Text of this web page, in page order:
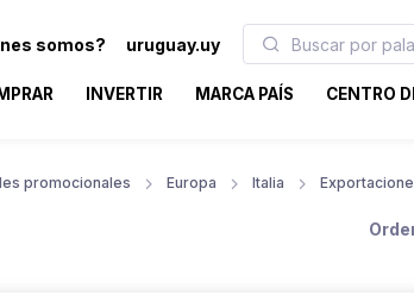
somos? uruguay.uy
INVERTIR MARCA PAÍS CENTRO
promocionales Europa Italia